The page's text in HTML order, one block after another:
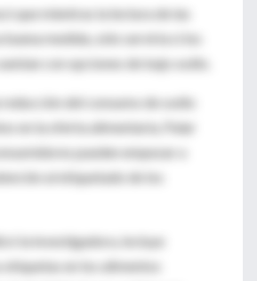
que mientras la lectura de las
buena medida, sólo serviría si los
con opciones de bajo sodio.
reducción del consumo de sodio
en la oferta alimentaria, Palar
pueden empezar a
al etiquetado de los
la investigadora, incluye
etiquetas en los alimentos